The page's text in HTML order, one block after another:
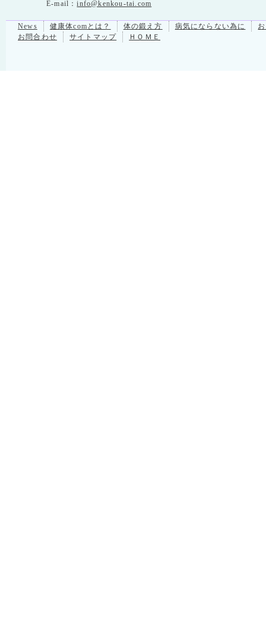
E-mail：info@kenkou-tai.com
News 健康体comとは？ 体の鍛え方 病気にならない為に
お問合わせ
サイトマップ ＨＯＭＥ